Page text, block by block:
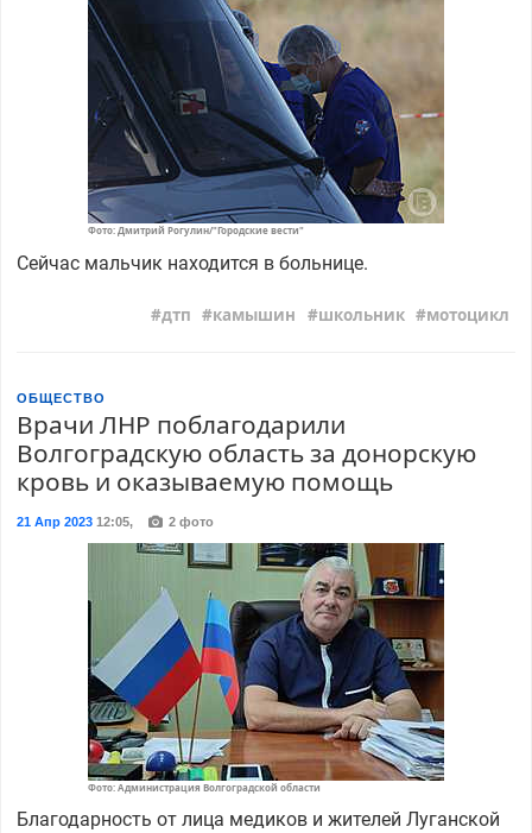
Фото: Дмитрий Рогулин/"Городские вести"
Сейчас мальчик находится в больнице.
дтп камышин школьник мотоцикл
ОБЩЕСТВО
Врачи ЛНР поблагодарили
Волгоградскую область за донорскую
кровь и оказываемую помощь
21 Апр 202312:05, 2 фото
Фото: Администрация Волгоградской области
Благодарность от лица медиков и жителей Луганской